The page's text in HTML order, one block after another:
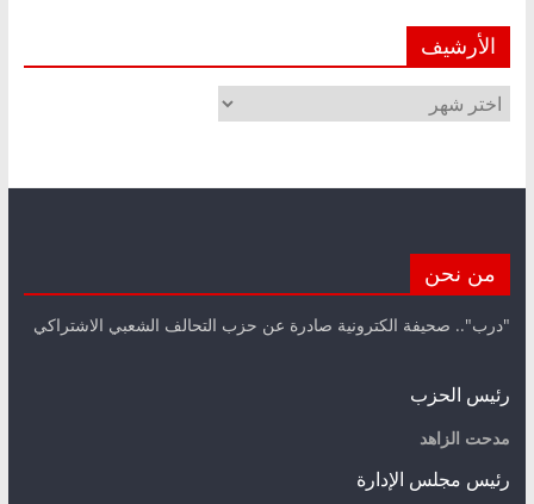
الأرشيف
الأرشيف
من نحن
"درب".. صحيفة الكترونية صادرة عن حزب التحالف الشعبي الاشتراكي
رئيس الحزب
مدحت الزاهد
رئيس مجلس الإدارة